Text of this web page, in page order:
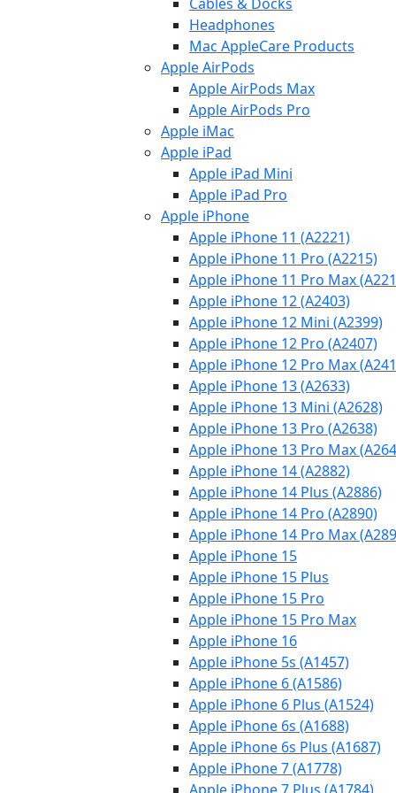
Headphones
Mac AppleCare Products
Apple AirPods
Apple AirPods Max
Apple AirPods Pro
Apple iMac
Apple iPad
Apple iPad Mini
Apple iPad Pro
Apple iPhone
Apple iPhone 11 (A2221)
Apple iPhone 11 Pro (A2215)
Apple iPhone 11 Pro Max
Apple iPhone 12 (A2403)
Apple iPhone 12 Mini (A2399)
Apple iPhone 12 Pro (A2407)
Apple iPhone 12 Pro Max
Apple iPhone 13 (A2633)
Apple iPhone 13 Mini (A2628)
Apple iPhone 13 Pro (A2638)
Apple iPhone 13 Pro Max
Apple iPhone 14 (A2882)
Apple iPhone 14 Plus (A2886)
Apple iPhone 14 Pro (A2890)
Apple iPhone 14 Pro Max
Apple iPhone 15
Apple iPhone 15 Plus
Apple iPhone 15 Pro
Apple iPhone 15 Pro Max
Apple iPhone 16
Apple iPhone 5s (A1457)
Apple iPhone 6 (A1586)
Apple iPhone 6 Plus (A1524)
Apple iPhone 6s (A1688)
Apple iPhone 6s Plus (A1687)
Apple iPhone 7 (A1778)